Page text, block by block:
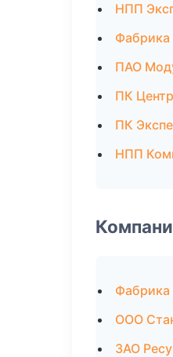
НПП
ПАО
ПК
ПК
НПП
ООО
ЗАО